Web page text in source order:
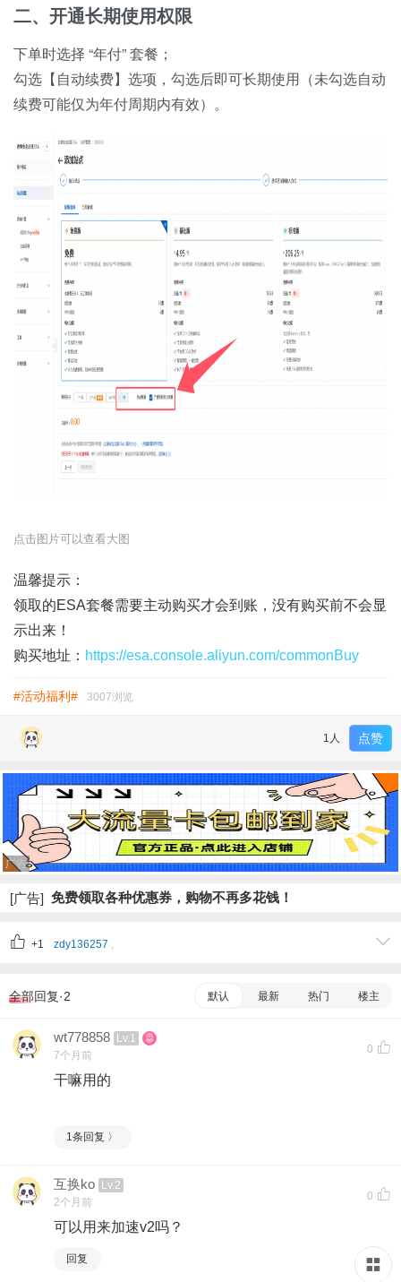
二、开通长期使用权限
下单时选择 “年付” 套餐；
勾选【自动续费】选项，勾选后即可长期使用（未勾选自动
续费可能仅为年付周期内有效）。
点击图片可以查看大图
温馨提示：
领取的ESA套餐需要主动购买才会到账，没有购买前不会显
示出来！
购买地址： https://esa.console.aliyun.com/commonBuy
#活动福利# 3007浏览
1人 点赞
广告
[广告] 免费领取各种优惠券，购物不再多花钱！
+1 zdy136257 ,
全部回复·2 默认 最新 热门 楼主
0
wt778858
Lv.1
7个月前
干嘛用的
1条回复 〉
0
互换ko
Lv.2
2个月前
可以用来加速v2吗？
回复